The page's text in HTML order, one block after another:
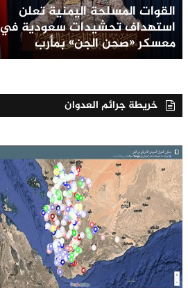
القوات المسلحة اليمنية تعلن
استهداف تحشيدات سعودية في
معسكر «صحن الجن» بمأرب
خريطة جرائم العدوان